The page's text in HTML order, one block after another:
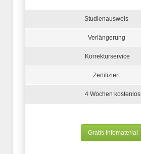
Studienausweis
Verlängerung
Korrekturservice
Zertifiziert
4 Wochen kostenlos
Gratis Infomaterial